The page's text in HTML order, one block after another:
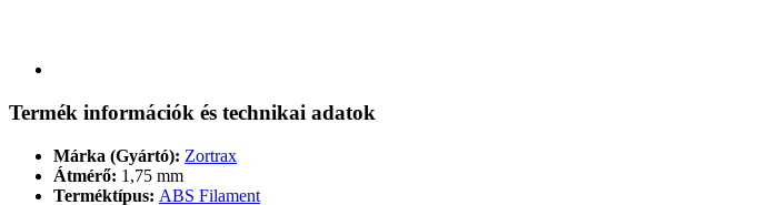
Termék információk és technikai adatok
Márka (Gyártó): Zortrax
Átmérő: 1,75 mm
Terméktípus: ABS Filament